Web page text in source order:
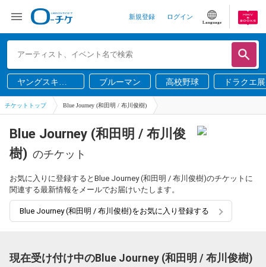
新規登録 ログイン
Language
ヤングスキニ
ー
ブルーマン 高校野球 ドラクエ展
チケットトップ Blue Journey (和田明 / 布川俊樹)
Blue Journey (和田明 / 布川俊
樹) のチケット
お気に入りに登録するとBlue Journey (和田明 / 布川俊樹)のチケットに
関連する最新情報をメールでお届けいたします。
Blue Journey (和田明 / 布川俊樹)をお気に入り登録する
現在受け付け中のBlue Journey (和田明 / 布川俊樹)